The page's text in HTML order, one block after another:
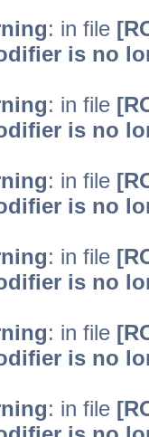
: in file
is no
: in file
is no
: in file
is no
: in file
is no
: in file
is no
: in file